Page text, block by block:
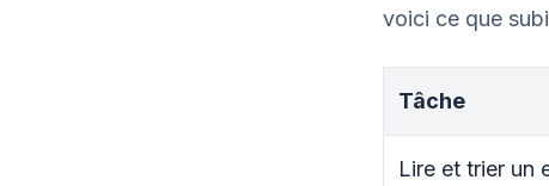
voici ce que
Tâche
Lire et trier un